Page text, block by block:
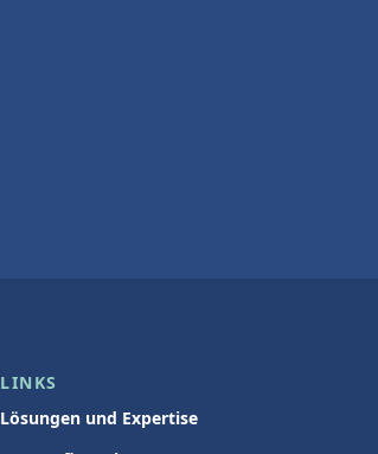
LINKS
Lösungen und Expertise